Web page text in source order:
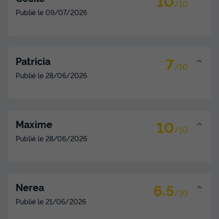
Meilleur prix pour 7 nuits
/10
Publié le 09/07/2026
Patricia 7/10
Publié le 28/06/2026
Maxime 10/10
Publié le 28/06/2026
Nerea 6.5/10
Publié le 21/06/2026